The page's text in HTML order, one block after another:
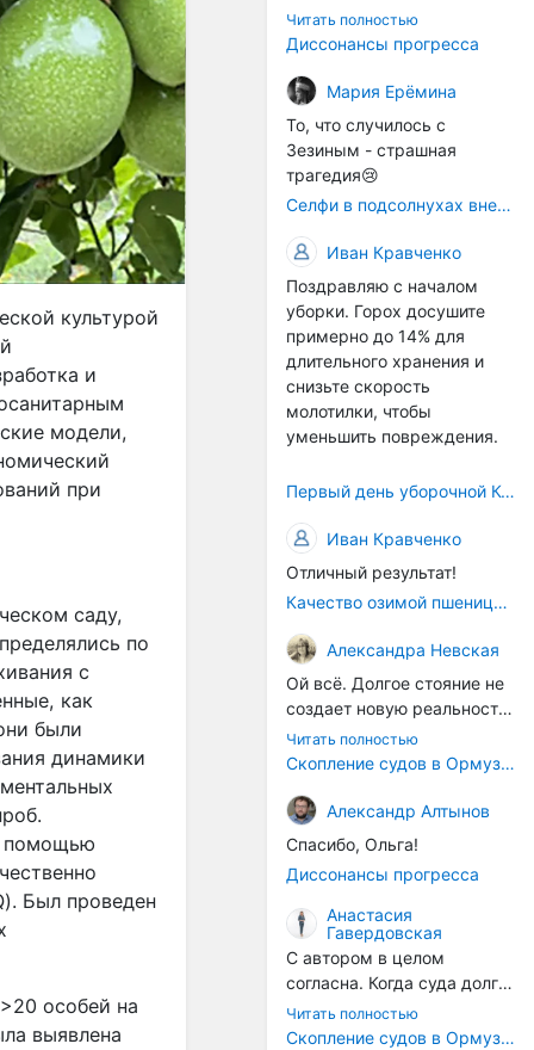
культурой
и
модели,
при
саду,
по
с
как
были
динамики
помощью
). Был проведен
особей на
выявлена
технологичности
оборудования в
окажется связана с
кадрами. Их надо будет
все больше, чтобы
затыкать
образовывающиеся
технологические дыры. И
это в рамках
существующих реалий для
людей принимающих
решения как раз хорошо,
само село окажется при
деле, да и количество
задействованных в
сельхозпоризводстве
кадров таким образом
Читать полностью
Диссонансы прогресса
Мария Ерёмина
То, что случилось с
Зезиным - страшная
трагедия😢
Селфи в подсолнухах вне закона: За проникновение на сельхозземли без разрешения хотят штрафовать
Иван Кравченко
Поздравляю с началом
уборки. Горох досушите
примерно до 14% для
длительного хранения и
снизьте скорость
молотилки, чтобы
уменьшить повреждения.
Первый день уборочной Компании 2026🫡Считаю открытым.
Иван Кравченко
Отличный результат!
Качество озимой пшеницы 2026 год
Александра Невская
Ой всё. Долгое стояние не
создает новую реальность.
Морские организмы всегда
накапливаются на судах.
на чистку от тех самых
организмов. И год за
годом, век за веком суда
разносят эти самые
организмы по пути
следования.
Читать полностью
Скопление судов в Ормузском проливе грозит катастрофическим распространением инвазивных видов
Александр Алтынов
Спасибо, Ольга!
Диссонансы прогресса
Анастасия
Гавердовская
С автором в целом
согласна. Когда суда долго
стоят в теплой воде, на их
корпусах активно
Читать полностью
Скопление судов в Ормузском проливе грозит катастрофическим распространением инвазивных видов